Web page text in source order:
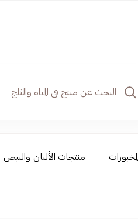
المخبوزات منتجات الألبان والبيض